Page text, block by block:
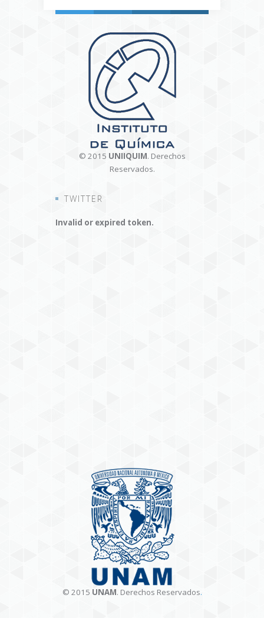
© 2015 UNIIQUIM. Derechos
Reservados.
TWITTER
Invalid or expired token.
© 2015 UNAM. Derechos Reservados.